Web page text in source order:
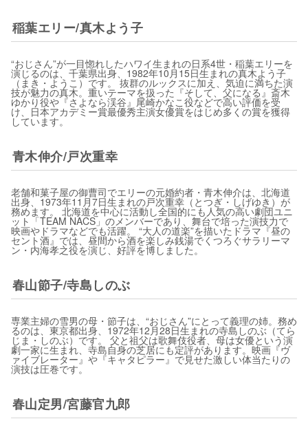
稲葉エリー/真木よう子
“おじさん”が一目惚れしたハワイ生まれの日系4世・稲葉エリーを
演じるのは、千葉県出身、1982年10月15日生まれの真木よう子
（まき・ようこ）です。 抜群のルックスに加え、気迫に満ちた演
技が魅力の真木。重いテーマを扱った『そして、父になる』斎木
ゆかり役や『さよなら渓谷』尾崎かなこ役などで高い評価を受
け、日本アカデミー賞最優秀主演女優賞をはじめ多くの賞を獲得
しています。
青木伸介/戸次重幸
老舗和菓子屋の御曹司でエリーの元婚約者・青木伸介は、北海道
出身、1973年11月7日生まれの戸次重幸（とつぎ・しげゆき）が
務めます。 北海道を中心に活動し全国的にも人気の高い劇団ユニ
ット「TEAM NACS」のメンバーであり、舞台で培った演技力で
映画やドラマなどでも活躍。 “大人の道楽”を描いたドラマ『昼の
セント酒』では、昼間から酒を楽しみ銭湯でくつろぐサラリーマ
ン・内海孝之役を演じ、好評を博しました。
春山節子/寺島しのぶ
専業主婦の雪男の母・節子は、“おじさん”にとって義理の姉。務め
るのは、東京都出身、1972年12月28日生まれの寺島しのぶ（てら
じま・しのぶ）です。 父と祖父は歌舞伎役者、母は女優という演
劇一家に生まれ、寺島自身の芝居にも定評があります。映画『ヴ
ァイブレーター』や『キャタピラー』で見せた激しい体当たりの
演技は圧巻です。
春山定男/宮藤官九郎